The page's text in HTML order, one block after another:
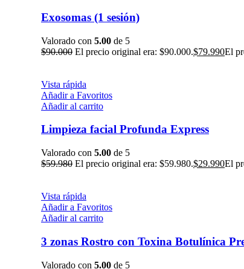
Exosomas (1 sesión)
Valorado con 5.00 de 5
$90.000 El precio original era: $90.000.$79.990El
Vista rápida
Añadir a Favoritos
Añadir al carrito
Limpieza facial Profunda Express
Valorado con 5.00 de 5
$59.980 El precio original era: $59.980.$29.990El
Vista rápida
Añadir a Favoritos
Añadir al carrito
3 zonas Rostro con Toxina Botulínica
Valorado con 5.00 de 5